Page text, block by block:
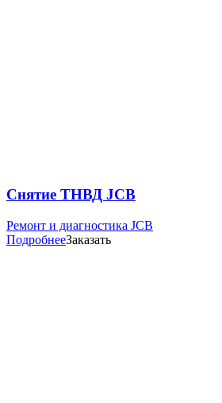
Снятие ТНВД JCB
Ремонт и диагностика JCB
ПодробнееЗаказать